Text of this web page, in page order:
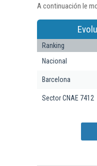
A continuación le
Ranking
Nacional
Barcelona
Sector CNAE 7412